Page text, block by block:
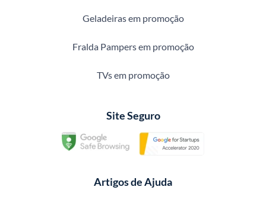
Geladeiras em promoção
Fralda Pampers em promoção
TVs em promoção
Site Seguro
Artigos de Ajuda